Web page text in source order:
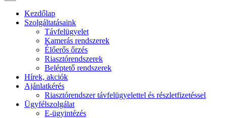
Kezdőlap
Szolgáltatásaink
Távfelügyelet
Kamerás rendszerek
Élőerős őrzés
Riasztórendszerek
Beléptető rendszerek
Hírek, akciók
Ajánlatkérés
Riasztórendszer távfelügyelettel és részletfizetéssel
Ügyfélszolgálat
E-ügyintézés